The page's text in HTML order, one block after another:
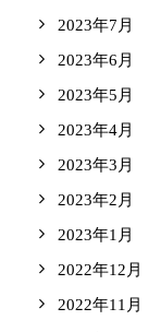
2023年7月
2023年6月
2023年5月
2023年4月
2023年3月
2023年2月
2023年1月
2022年12月
2022年11月